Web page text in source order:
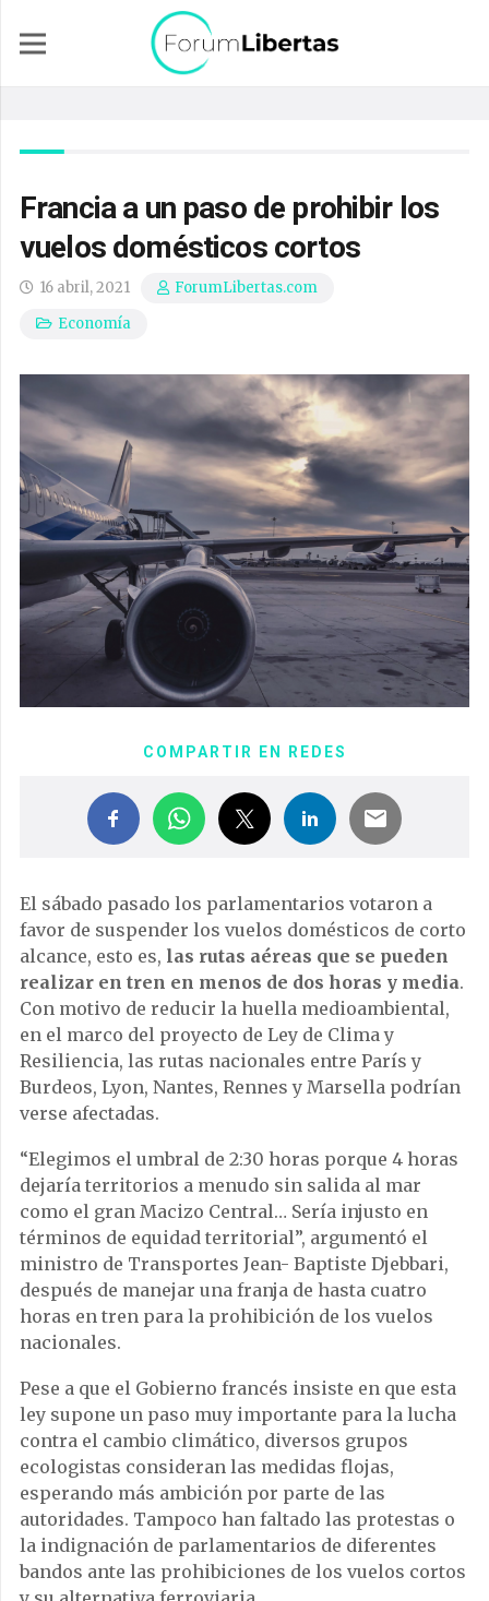
Francia a un paso de prohibir los
vuelos domésticos cortos
16 abril, 2021
ForumLibertas.com
Economía
COMPARTIR EN REDES
El sábado pasado los parlamentarios votaron a
favor de suspender los vuelos domésticos de corto
alcance, esto es, las rutas aéreas que se pueden
realizar en tren en menos de dos horas y media.
Con motivo de reducir la huella medioambiental,
en el marco del proyecto de Ley de Clima y
Resiliencia, las rutas nacionales entre París y
Burdeos, Lyon, Nantes, Rennes y Marsella podrían
verse afectadas.
“Elegimos el umbral de 2:30 horas porque 4 horas
dejaría territorios a menudo sin salida al mar
como el gran Macizo Central… Sería injusto en
términos de equidad territorial”, argumentó el
ministro de Transportes Jean- Baptiste Djebbari,
después de manejar una franja de hasta cuatro
horas en tren para la prohibición de los vuelos
nacionales.
Pese a que el Gobierno francés insiste en que esta
ley supone un paso muy importante para la lucha
contra el cambio climático, diversos grupos
ecologistas consideran las medidas flojas,
esperando más ambición por parte de las
autoridades. Tampoco han faltado las protestas o
la indignación de parlamentarios de diferentes
bandos ante las prohibiciones de los vuelos cortos